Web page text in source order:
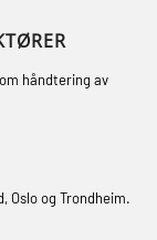
for
24 t
(MFA1081)
på
(LSP103)
håndtering av
Oslo og Trondheim.